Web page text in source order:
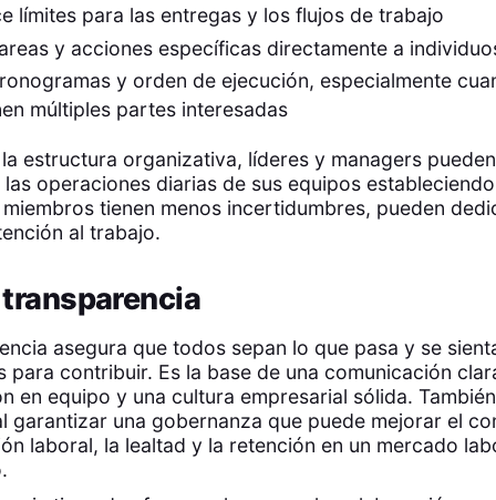
límites para las entregas y los flujos de trabajo
y acciones específicas directamente a
y orden de ejecución, especialmente
múltiples partes interesadas
estructura organizativa, líderes y managers
operaciones diarias de sus equipos
tienen menos incertidumbres, pueden
al trabajo.
asegura que todos sepan lo que pasa y se
para contribuir. Es la base de una comunicación
en equipo y una cultura empresarial sólida.
garantizar una gobernanza que puede mejorar el
laboral, la lealtad y la retención en un mercado